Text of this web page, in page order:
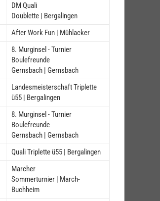
DM Quali
Doublette | Bergalingen
After Work Fun | Mühlacker
8. Murginsel - Turnier
Boulefreunde
Gernsbach | Gernsbach
Landesmeisterschaft Triplette
ü55 | Bergalingen
8. Murginsel - Turnier
Boulefreunde
Gernsbach | Gernsbach
Quali Triplette ü55 | Bergalingen
Marcher
Sommerturnier | March-
Buchheim